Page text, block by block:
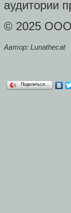
аудитории
© 2025
Автор: Lunathecat
Поделиться…